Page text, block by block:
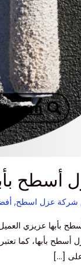
أسطح
شركة عزل اسطح,
بأبها عزيزي العميل
بأبها، كما تعتبر
[…]